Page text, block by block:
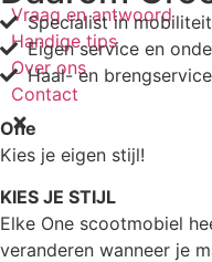
Vraag en antwoord
Handige tips
Over ons
Contact
Specialist in mobiliteit
Eigen service en
Haal- en brengservice
One
Kies je eigen stijl!
KIES JE STIJL
Elke One scootmobiel
veranderen wanneer je